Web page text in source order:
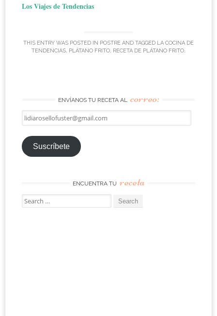
Los Viajes de Tendencias
THIS ENTRY WAS POSTED IN POSTRE AND TAGGED LA COCINA DE
TENDENCIAS, PLÁTANO FRITO, RECETA DE PLÁTANO FRITO.
ENVÍANOS TU RECETA AL correo:
lidiarosellofuster@gmail.com
Suscríbete
ENCUENTRA TU receta
Search
for: